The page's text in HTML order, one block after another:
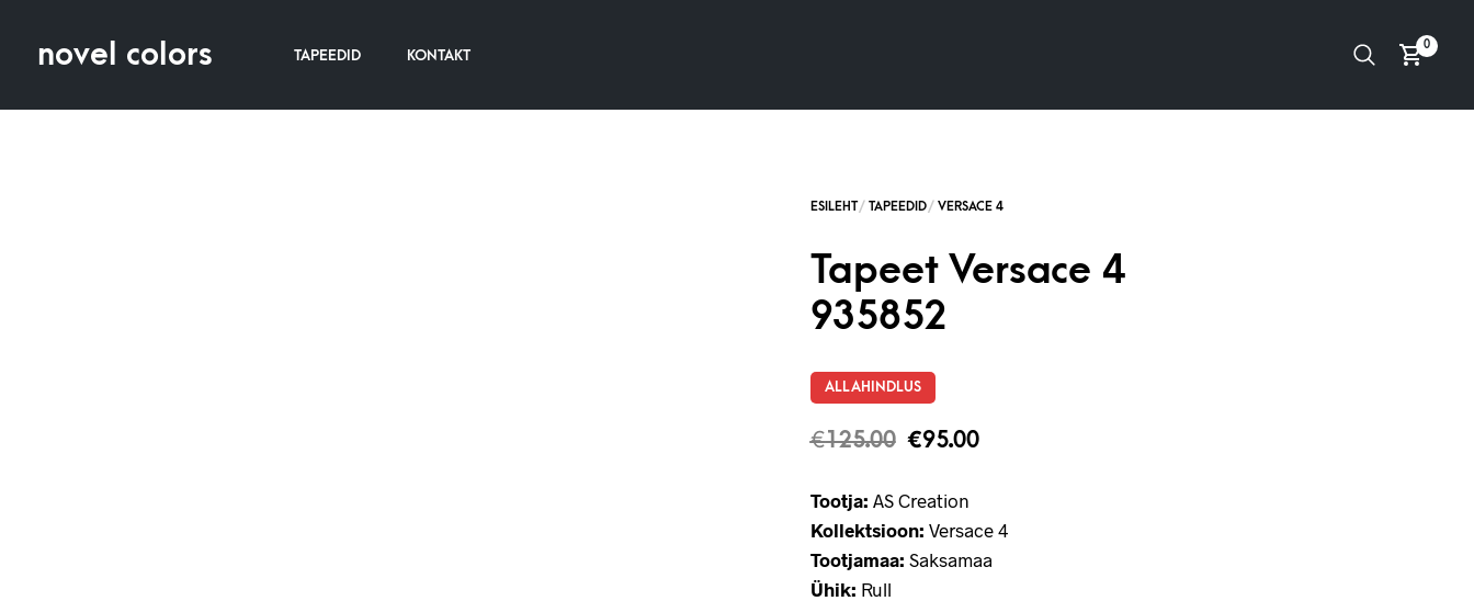
TAPEEDID KONTAKT
novel colors 0
Tapeet Versace 4
935852
ALLAHINDLUS
€125.00 €95.00
Tootja: AS Creation
Kollektsioon: Versace 4
Tootjamaa: Saksamaa
Ühik: Rull